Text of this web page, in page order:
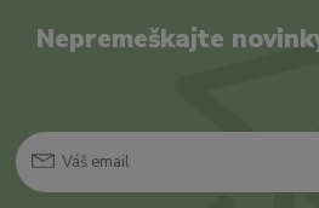
Nepremeškajte